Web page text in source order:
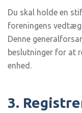
Du skal holde en
foreningens
Denne
beslutninger for at
enhed.
3.